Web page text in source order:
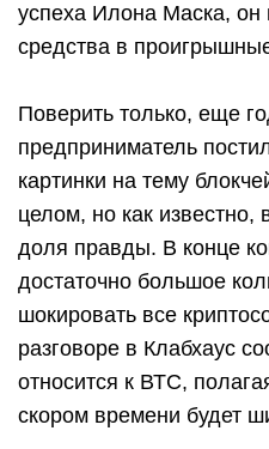
успеха Илона Маска, он
средства в
Поверить только, еще
предприниматель
картинки на тему
целом, но как известно,
доля правды. В конце
достаточно большое
шокировать все
разговоре в Клабхаус
относится к ВТС,
скором времени будет